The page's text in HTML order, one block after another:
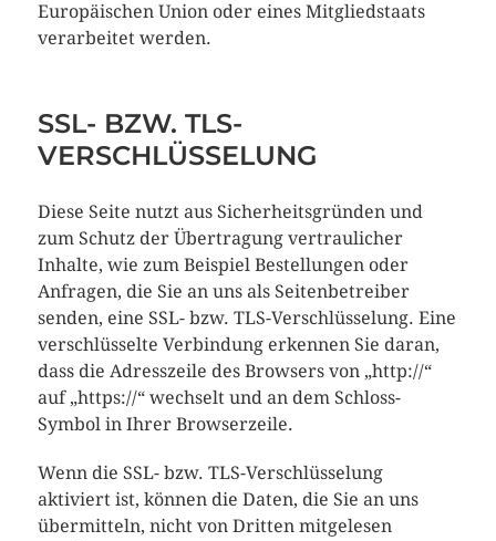
Europäischen Union oder eines Mitgliedstaats
verarbeitet werden.
SSL- BZW. TLS-
VERSCHLÜSSELUNG
Diese Seite nutzt aus Sicherheitsgründen und
zum Schutz der Übertragung vertraulicher
Inhalte, wie zum Beispiel Bestellungen oder
Anfragen, die Sie an uns als Seitenbetreiber
senden, eine SSL- bzw. TLS-Verschlüsselung. Eine
verschlüsselte Verbindung erkennen Sie daran,
dass die Adresszeile des Browsers von „http://“
auf „https://“ wechselt und an dem Schloss-
Symbol in Ihrer Browserzeile.
Wenn die SSL- bzw. TLS-Verschlüsselung
aktiviert ist, können die Daten, die Sie an uns
übermitteln, nicht von Dritten mitgelesen